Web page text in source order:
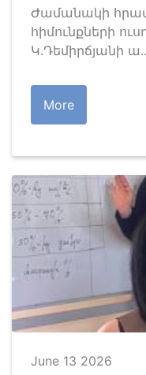
Ժամանակի
հիմունքների
Կ.Դեմիրճյանի
More
June 13 2026